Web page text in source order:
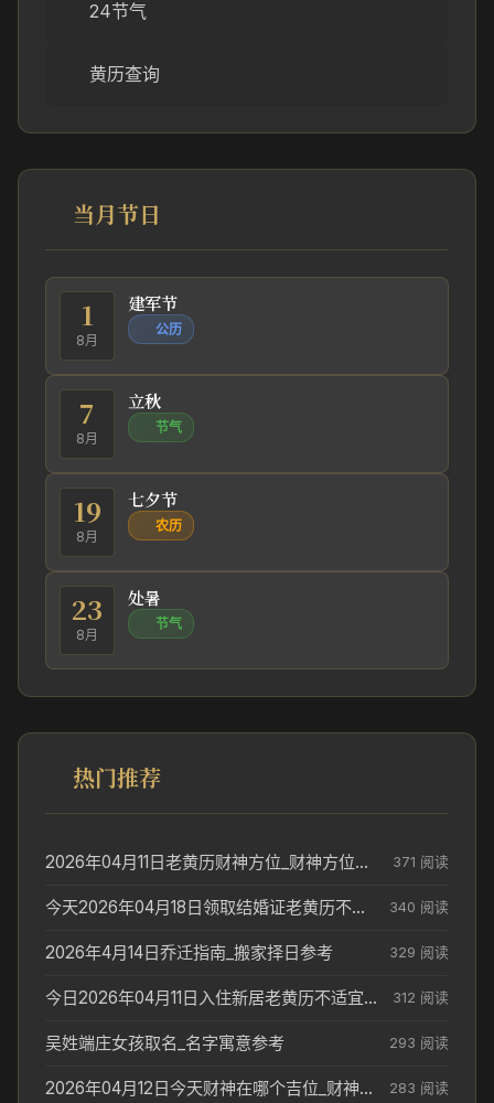
24节气
黄历查询
当月节日
1
8月
建军节
公历
7
8月
立秋
节气
19
8月
七夕节
农历
23
8月
处暑
节气
热门推荐
2026年04月11日老黄历财神方位_财神方位与供奉讲究 371 阅读
今天2026年04月18日领取结婚证老黄历不适合吗_领证日期参考 340 阅读
2026年4月14日乔迁指南_搬家择日参考 329 阅读
今日2026年04月11日入住新居老黄历不适宜吗_搬家择日参考 312 阅读
吴姓端庄女孩取名_名字寓意参考 293 阅读
2026年04月12日今天财神在哪个吉位_财神方位参考 283 阅读